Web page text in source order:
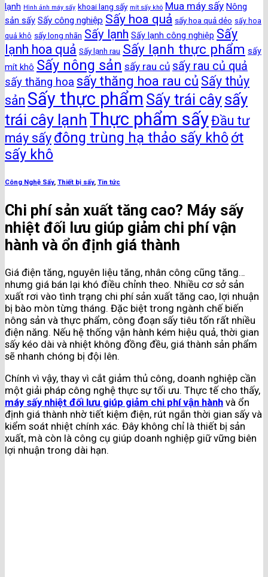
lạnh Hình ảnh máy sấy khoai lang sấy mít sấy khô Mua máy sấy Nông
sản sấy Sấy công nghiệp Sấy hoa quả sấy hoa quả dẻo sấy hoa
quả khô sấy long nhãn Sấy lạnh Sấy lạnh công nghiệp Sấy
lạnh hoa quả Sấy lạnh rau Sấy lạnh thực phẩm sấy
mít khô Sấy nông sản sấy rau củ sấy rau củ quả
sấy thăng hoa sấy thăng hoa rau củ Sấy thủy
sản Sấy thực phẩm Sấy trái câysấy
trái cây lạnh Thực phẩm sấyĐầu tư
máy sấy đông trùng hạ thảo sấy khôớt
sấy khô
Công Nghệ Sấy, Thiết bị sấy, Tin tức
Chi phí sản xuất tăng cao? Máy sấy
nhiệt đối lưu giúp giảm chi phí vận
hành và ổn định giá thành
Giá điện tăng, nguyên liệu tăng, nhân công cũng tăng…
nhưng giá bán lại khó điều chỉnh theo. Nhiều cơ sở sản
xuất rơi vào tình trạng chi phí sản xuất tăng cao, lợi nhuận
bị bào mòn từng tháng. Đặc biệt trong ngành chế biến
nông sản và thực phẩm, công đoạn sấy tiêu tốn rất nhiều
điện năng. Nếu hệ thống vận hành kém hiệu quả, thời gian
sấy kéo dài và nhiệt không đồng đều, giá thành sản phẩm
sẽ nhanh chóng bị đội lên.
Chính vì vậy, thay vì cắt giảm thủ công, doanh nghiệp cần
một giải pháp công nghệ thực sự tối ưu. Thực tế cho thấy,
máy sấy nhiệt đối lưu giúp giảm chi phí vận hành và ổn
định giá thành nhờ tiết kiệm điện, rút ngắn thời gian sấy và
kiểm soát nhiệt chính xác. Đây không chỉ là thiết bị sản
xuất, mà còn là công cụ giúp doanh nghiệp giữ vững biên
lợi nhuận trong dài hạn.